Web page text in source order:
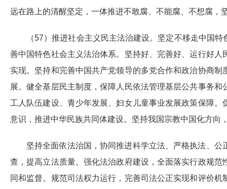
远在路上的清醒坚定，一体推进不敢腐、不能腐、不想腐
（57）推进社会主义民主法治建设。坚定不移走中国
善中国特色社会主义法治体系。坚持好、完善好、运行好
实现。坚持和完善中国共产党领导的多党合作和政治协商
展。健全基层民主制度，保障人民依法管理基层公共事务
工人队伍建设、青少年发展、妇女儿童事业发展政策保障
意识，推进中华民族共同体建设。坚持我国宗教中国化方
坚持全面依法治国，协同推进科学立法、严格执法、
查，提高立法质量。强化法治政府建设，全面落实行政规
同和监督。规范司法权力运行，完善司法公正实现和评价